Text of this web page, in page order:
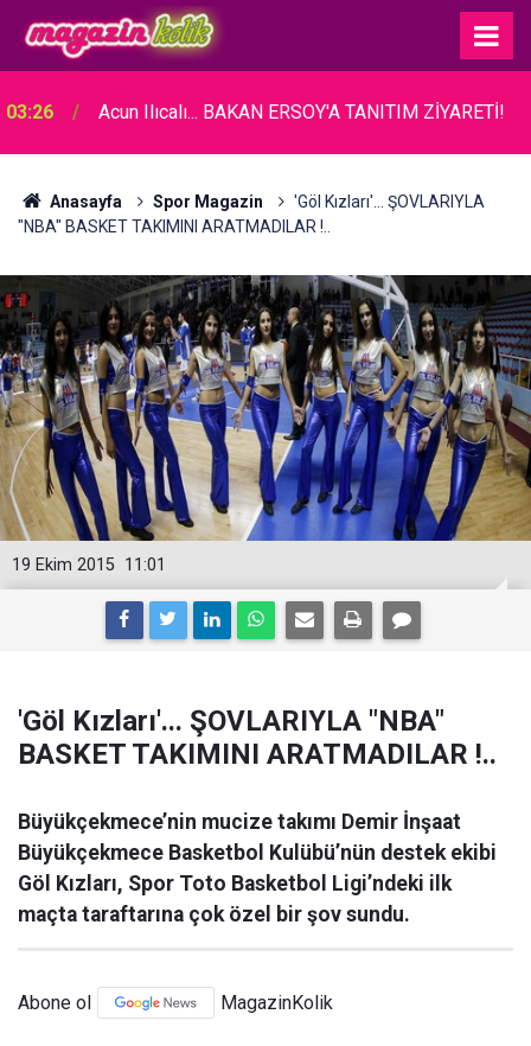
03:26 Acun Ilıcalı... BAKAN ERSOY'A TANITIM ZİYARETİ!
Anasayfa Spor Magazin
'Göl Kızları'... ŞOVLARIYLA
"NBA" BASKET TAKIMINI ARATMADILAR !..
11:01
19 Ekim 2015
'Göl Kızları'... ŞOVLARIYLA "NBA"
BASKET TAKIMINI ARATMADILAR !..
Büyükçekmece’nin mucize takımı Demir İnşaat
Büyükçekmece Basketbol Kulübü’nün destek ekibi
Göl Kızları, Spor Toto Basketbol Ligi’ndeki ilk
maçta taraftarına çok özel bir şov sundu.
Abone ol MagazinKolik